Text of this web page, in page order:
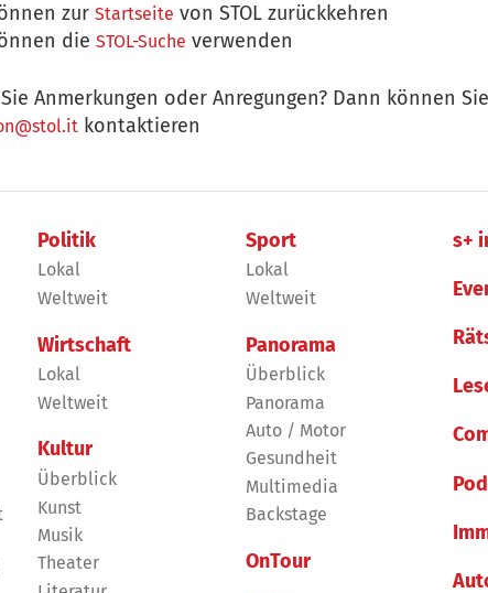
zurStartseite von STOL zurückkehren
dieSTOL-Suche verwenden
Anmerkungen oder Anregungen? Dann können
kontaktieren
Politik
Lokal
Weltweit
Wirtschaft
Lokal
Weltweit
Kultur
Überblick
Kunst
Musik
Theater
Sport
Lokal
Weltweit
Panorama
Überblick
Panorama
Auto / Motor
Gesundheit
Multimedia
Backstage
OnTour
s+